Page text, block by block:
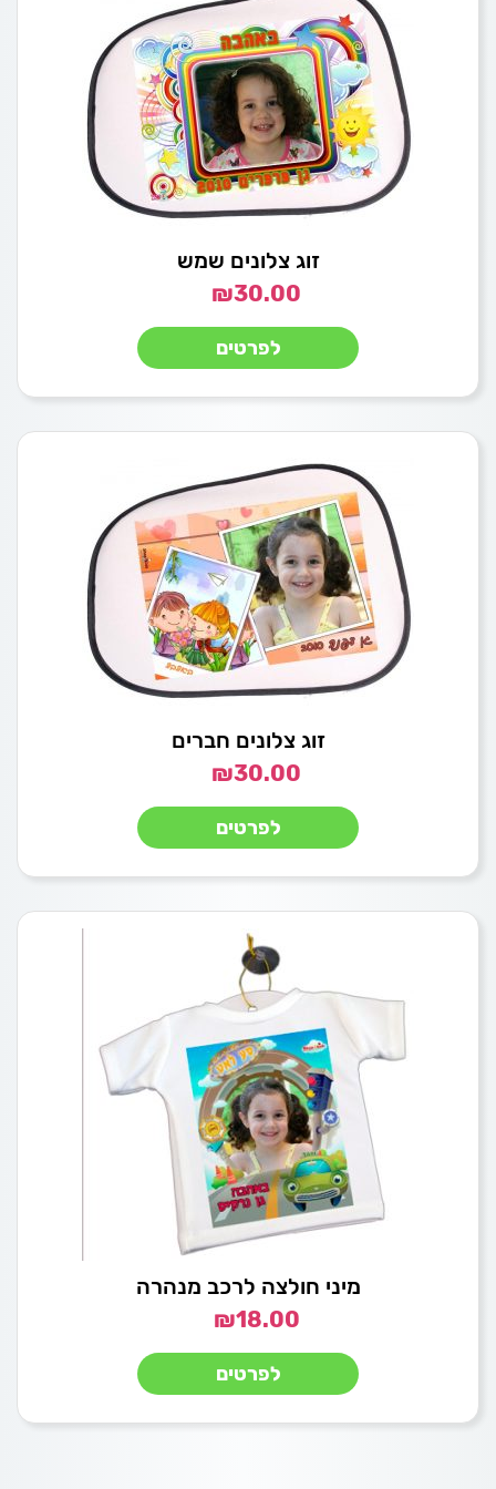
זוג צלונים שמש
₪30.00
לפרטים
זוג צלונים חברים
₪30.00
לפרטים
מיני חולצה לרכב מנהרה
₪18.00
לפרטים